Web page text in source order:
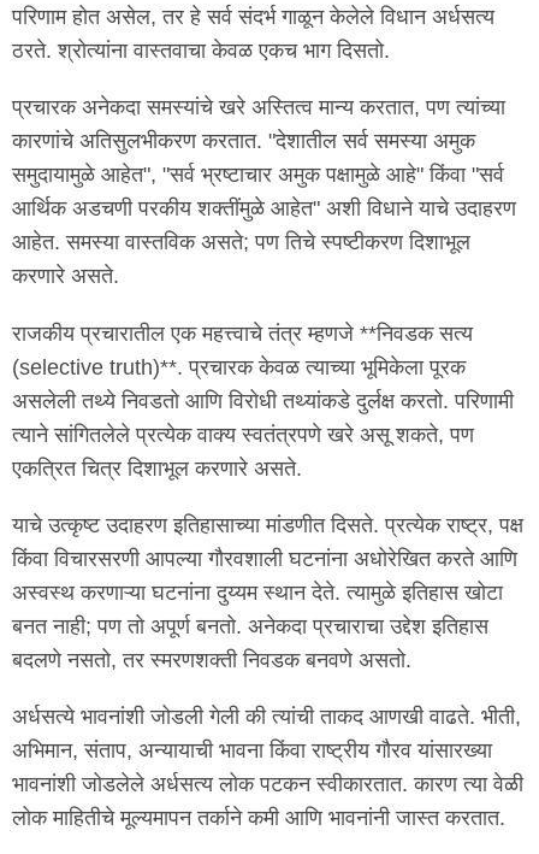
परिणाम होत असेल, तर हे सर्व संदर्भ गाळून केलेले विधान अर्धसत्य
ठरते. श्रोत्यांना वास्तवाचा केवळ एकच भाग दिसतो.
प्रचारक अनेकदा समस्यांचे खरे अस्तित्व मान्य करतात, पण त्यांच्या
कारणांचे अतिसुलभीकरण करतात. "देशातील सर्व समस्या अमुक
समुदायामुळे आहेत", "सर्व भ्रष्टाचार अमुक पक्षामुळे आहे" किंवा "सर्व
आर्थिक अडचणी परकीय शक्तींमुळे आहेत" अशी विधाने याचे उदाहरण
आहेत. समस्या वास्तविक असते; पण तिचे स्पष्टीकरण दिशाभूल
करणारे असते.
राजकीय प्रचारातील एक महत्त्वाचे तंत्र म्हणजे **निवडक सत्य
(selective truth)**. प्रचारक केवळ त्याच्या भूमिकेला पूरक
असलेली तथ्ये निवडतो आणि विरोधी तथ्यांकडे दुर्लक्ष करतो. परिणामी
त्याने सांगितलेले प्रत्येक वाक्य स्वतंत्रपणे खरे असू शकते, पण
एकत्रित चित्र दिशाभूल करणारे असते.
याचे उत्कृष्ट उदाहरण इतिहासाच्या मांडणीत दिसते. प्रत्येक राष्ट्र, पक्ष
किंवा विचारसरणी आपल्या गौरवशाली घटनांना अधोरेखित करते आणि
अस्वस्थ करणाऱ्या घटनांना दुय्यम स्थान देते. त्यामुळे इतिहास खोटा
बनत नाही; पण तो अपूर्ण बनतो. अनेकदा प्रचाराचा उद्देश इतिहास
बदलणे नसतो, तर स्मरणशक्ती निवडक बनवणे असतो.
अर्धसत्ये भावनांशी जोडली गेली की त्यांची ताकद आणखी वाढते. भीती,
अभिमान, संताप, अन्यायाची भावना किंवा राष्ट्रीय गौरव यांसारख्या
भावनांशी जोडलेले अर्धसत्य लोक पटकन स्वीकारतात. कारण त्या वेळी
लोक माहितीचे मूल्यमापन तर्काने कमी आणि भावनांनी जास्त करतात.